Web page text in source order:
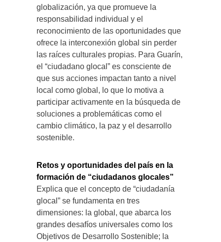
globalización, ya que promueve la
responsabilidad individual y el
reconocimiento de las oportunidades que
ofrece la interconexión global sin perder
las raíces culturales propias. Para Guarín,
el “ciudadano glocal” es consciente de
que sus acciones impactan tanto a nivel
local como global, lo que lo motiva a
participar activamente en la búsqueda de
soluciones a problemáticas como el
cambio climático, la paz y el desarrollo
sostenible.
Retos y oportunidades del país en la
formación de “ciudadanos glocales”
Explica que el concepto de “ciudadanía
glocal” se fundamenta en tres
dimensiones: la global, que abarca los
grandes desafíos universales como los
Objetivos de Desarrollo Sostenible; la